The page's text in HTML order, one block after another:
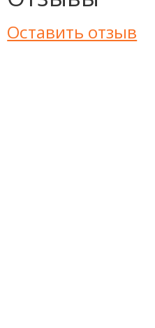
Оставить отзыв